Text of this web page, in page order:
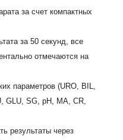
за счет компактных
за 50 секунд, все
отмечаются на
параметров (URO, BIL,
GLU, SG, pH, MA, CR,
результаты через